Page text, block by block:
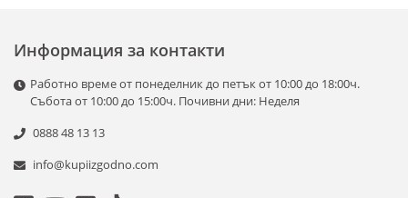
Информация за контакти
Работно време от понеделник до петък от 10:00 до 18:00ч.
Събота от 10:00 до 15:00ч. Почивни дни: Неделя
0888 48 13 13
info@kupiizgodno.com